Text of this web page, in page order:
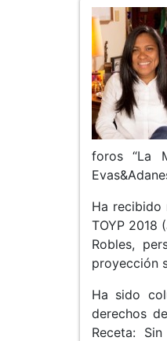
foros “La
Ha recibido
TOYP 2018
Robles,
proyección
Ha sido
derechos
Receta: